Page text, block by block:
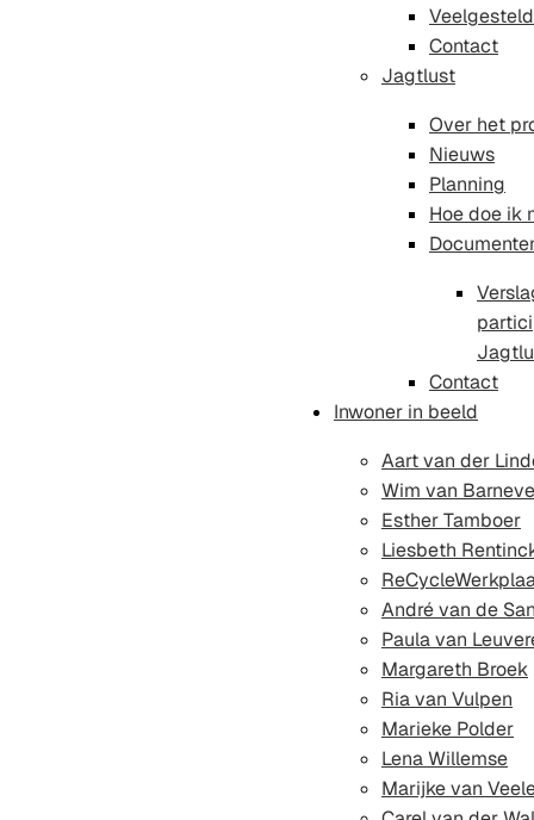
Contact
Jagtlust
Over het
Nieuws
Planning
Hoe doe ik
Contact
Inwoner in beeld
Aart van der
Wim van
Esther Tamboer
Liesbeth
André van de
Paula van
Margareth Broek
Ria van Vulpen
Marieke Polder
Lena Willemse
Marijke van